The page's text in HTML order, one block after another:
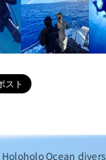
Holoholo Ocean divers